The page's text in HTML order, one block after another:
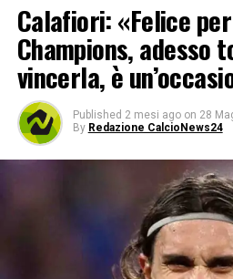
Calafiori: «Felice
Champions, adesso
vincerla, è
Published 2 mesi ago on 28
By Redazione CalcioNews24